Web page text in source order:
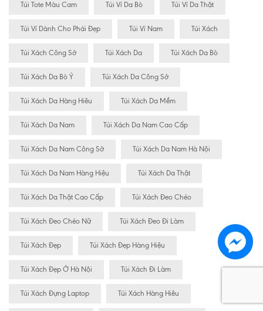
Túi Tote Màu Cam Túi Ví Da Bò Túi Ví Da Thật
Túi Ví Dành Cho Phái Đẹp Túi Ví Nam Túi Xách
Túi Xách Công Sở Túi Xách Da Túi Xách Da Bò
Túi Xách Da Bò Ý Túi Xách Da Công Sở
Túi Xách Da Hàng Hiêu Túi Xách Da Mềm
Túi Xách Da Nam Túi Xách Da Nam Cao Cấp
Túi Xách Da Nam Công Sở Túi Xách Da Nam Hà Nội
Túi Xách Da Nam Hàng Hiệu Túi Xách Da Thật
Túi Xách Da Thật Cao Cấp Túi Xách Đeo Chéo
Túi Xách Đeo Chéo Nữ Túi Xách Đeo Đi Làm
Túi Xách Đẹp Túi Xách Đẹp Hàng Hiệu
Túi Xách Đẹp Ở Hà Nội Túi Xách Đi Làm
Túi Xách Đựng Laptop Túi Xách Hàng Hiêu